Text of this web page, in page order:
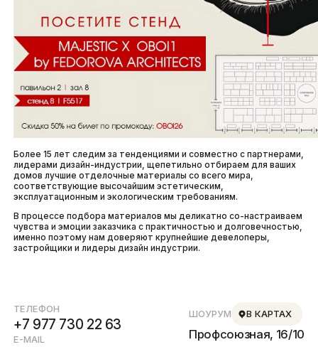
ТЕЛЕФОН
+7 977 730 22 63
E-MAIL
ШОУРУМ В КАРТАХ
Профсоюзная, 16/10
Более 15 лет следим за тенденциями и совместно с партнерами,
лидерами дизайн-индустрии, щепетильно отбираем для ваших
домов лучшие отделочные материалы со всего мира,
соответствующие высочайшим эстетическим,
эксплуатационным и экологическим требованиям.
В процессе подбора материалов мы деликатно со-настраиваем
чувства и эмоции заказчика с практичностью и долговечностью,
именно поэтому нам доверяют крупнейшие девелоперы,
застройщики и лидеры дизайн индустрии.